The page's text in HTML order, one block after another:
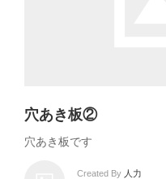
穴あき板②
穴あき板です
Created By 人力